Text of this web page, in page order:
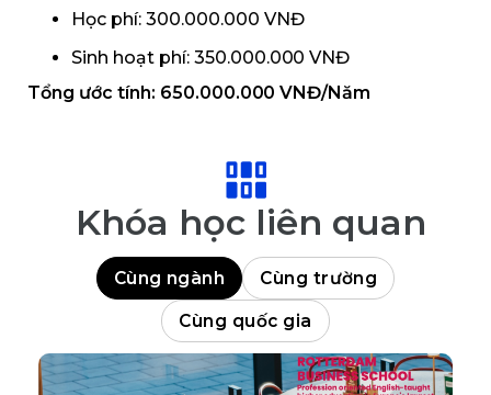
Học phí: 300.000.000 VNĐ
Sinh hoạt phí: 350.000.000 VNĐ
Tổng ước tính: 650.000.000 VNĐ/Năm
Khóa học liên quan
Cùng ngành Cùng trường
Cùng quốc gia